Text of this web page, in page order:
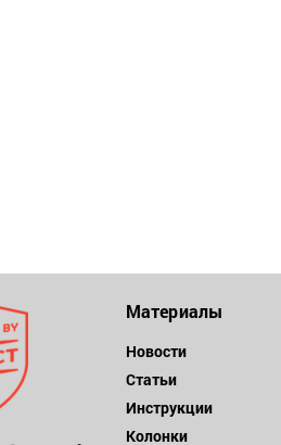
Материалы
Новости
Статьи
Инструкции
Колонки